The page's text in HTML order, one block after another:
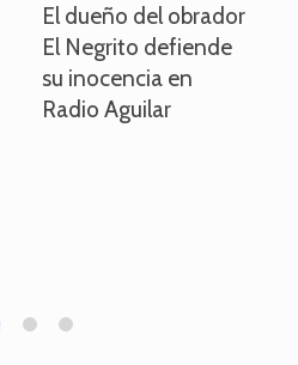
El dueño del obrador
El Negrito defiende
su inocencia en
Radio Aguilar
1 2